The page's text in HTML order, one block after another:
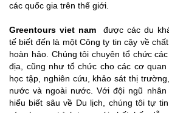
các quốc gia trên thế giới.
Greentours viet nam được các du
tế biết đến là một Công ty tin cậy về
hoàn hảo. Chúng tôi chuyên tổ chức
địa, cũng như tổ chức cho các cơ quan
học tập, nghiên cứu, khảo sát thị
nước và ngoài nước. Với đội ngũ
hiểu biết sâu về Du lịch, chúng tôi tự